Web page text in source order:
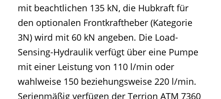
mit beachtlichen 135 kN, die Hubkraft für
den optionalen Frontkraftheber (Kategorie
3N) wird mit 60 kN angeben. Die Load-
Sensing-Hydraulik verfügt über eine Pumpe
mit einer Leistung von 110 l/min oder
wahlweise 150 beziehungsweise 220 l/min.
Serienmäßig verfügen der Terrion ATM 7360